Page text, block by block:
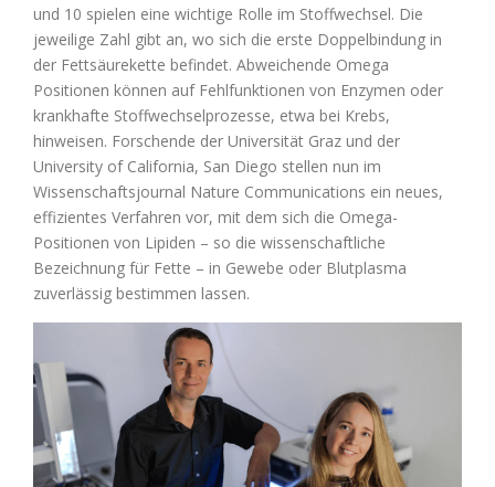
und 10 spielen eine wichtige Rolle im Stoffwechsel. Die
jeweilige Zahl gibt an, wo sich die erste Doppelbindung in
der Fettsäurekette befindet. Abweichende Omega
Positionen können auf Fehlfunktionen von Enzymen oder
krankhafte Stoffwechselprozesse, etwa bei Krebs,
hinweisen. Forschende der Universität Graz und der
University of California, San Diego stellen nun im
Wissenschaftsjournal Nature Communications ein neues,
effizientes Verfahren vor, mit dem sich die Omega-
Positionen von Lipiden – so die wissenschaftliche
Bezeichnung für Fette – in Gewebe oder Blutplasma
zuverlässig bestimmen lassen.
grösseres
Bild